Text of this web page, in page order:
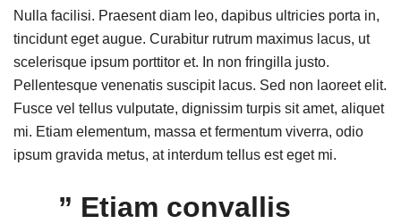
Nulla facilisi. Praesent diam leo, dapibus ultricies porta in,
tincidunt eget augue. Curabitur rutrum maximus lacus, ut
scelerisque ipsum porttitor et. In non fringilla justo.
Pellentesque venenatis suscipit lacus. Sed non laoreet elit.
Fusce vel tellus vulputate, dignissim turpis sit amet, aliquet
mi. Etiam elementum, massa et fermentum viverra, odio
ipsum gravida metus, at interdum tellus est eget mi.
” Etiam convallis